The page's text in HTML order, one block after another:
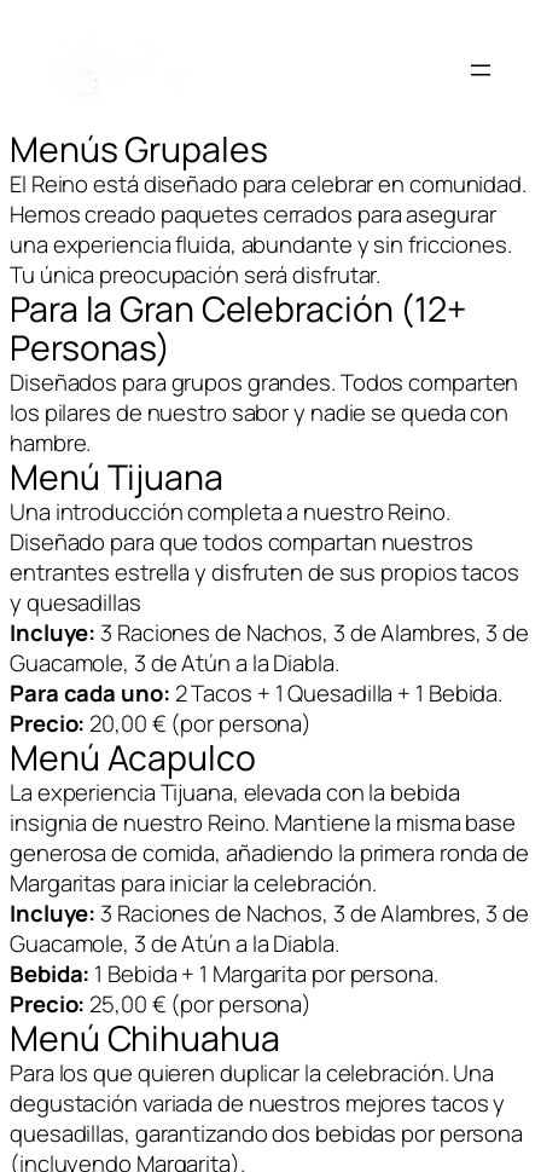
Menús Grupales
El Reino está diseñado para celebrar en comunidad.
Hemos creado paquetes cerrados para asegurar
una experiencia fluida, abundante y sin fricciones.
Tu única preocupación será disfrutar.
Para la Gran Celebración (12+
Personas)
Diseñados para grupos grandes. Todos comparten
los pilares de nuestro sabor y nadie se queda con
hambre.
Menú Tijuana
Una introducción completa a nuestro Reino.
Diseñado para que todos compartan nuestros
entrantes estrella y disfruten de sus propios tacos
y quesadillas
Incluye: 3 Raciones de Nachos, 3 de Alambres, 3 de
Guacamole, 3 de Atún a la Diabla.
Para cada uno: 2 Tacos + 1 Quesadilla + 1 Bebida.
Precio: 20,00 € (por persona)
Menú Acapulco
La experiencia Tijuana, elevada con la bebida
insignia de nuestro Reino. Mantiene la misma base
generosa de comida, añadiendo la primera ronda de
Margaritas para iniciar la celebración.
Incluye: 3 Raciones de Nachos, 3 de Alambres, 3 de
Guacamole, 3 de Atún a la Diabla.
Bebida: 1 Bebida + 1 Margarita por persona.
Precio: 25,00 € (por persona)
Menú Chihuahua
Para los que quieren duplicar la celebración. Una
degustación variada de nuestros mejores tacos y
quesadillas, garantizando dos bebidas por persona
(incluyendo Margarita).